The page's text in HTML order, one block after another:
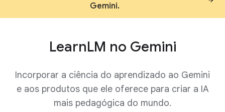
Gemini.
LearnLM no Gemini
Incorporar a ciência do aprendizado ao Gemini
e aos produtos que ele oferece para criar a IA
mais pedagógica do mundo.